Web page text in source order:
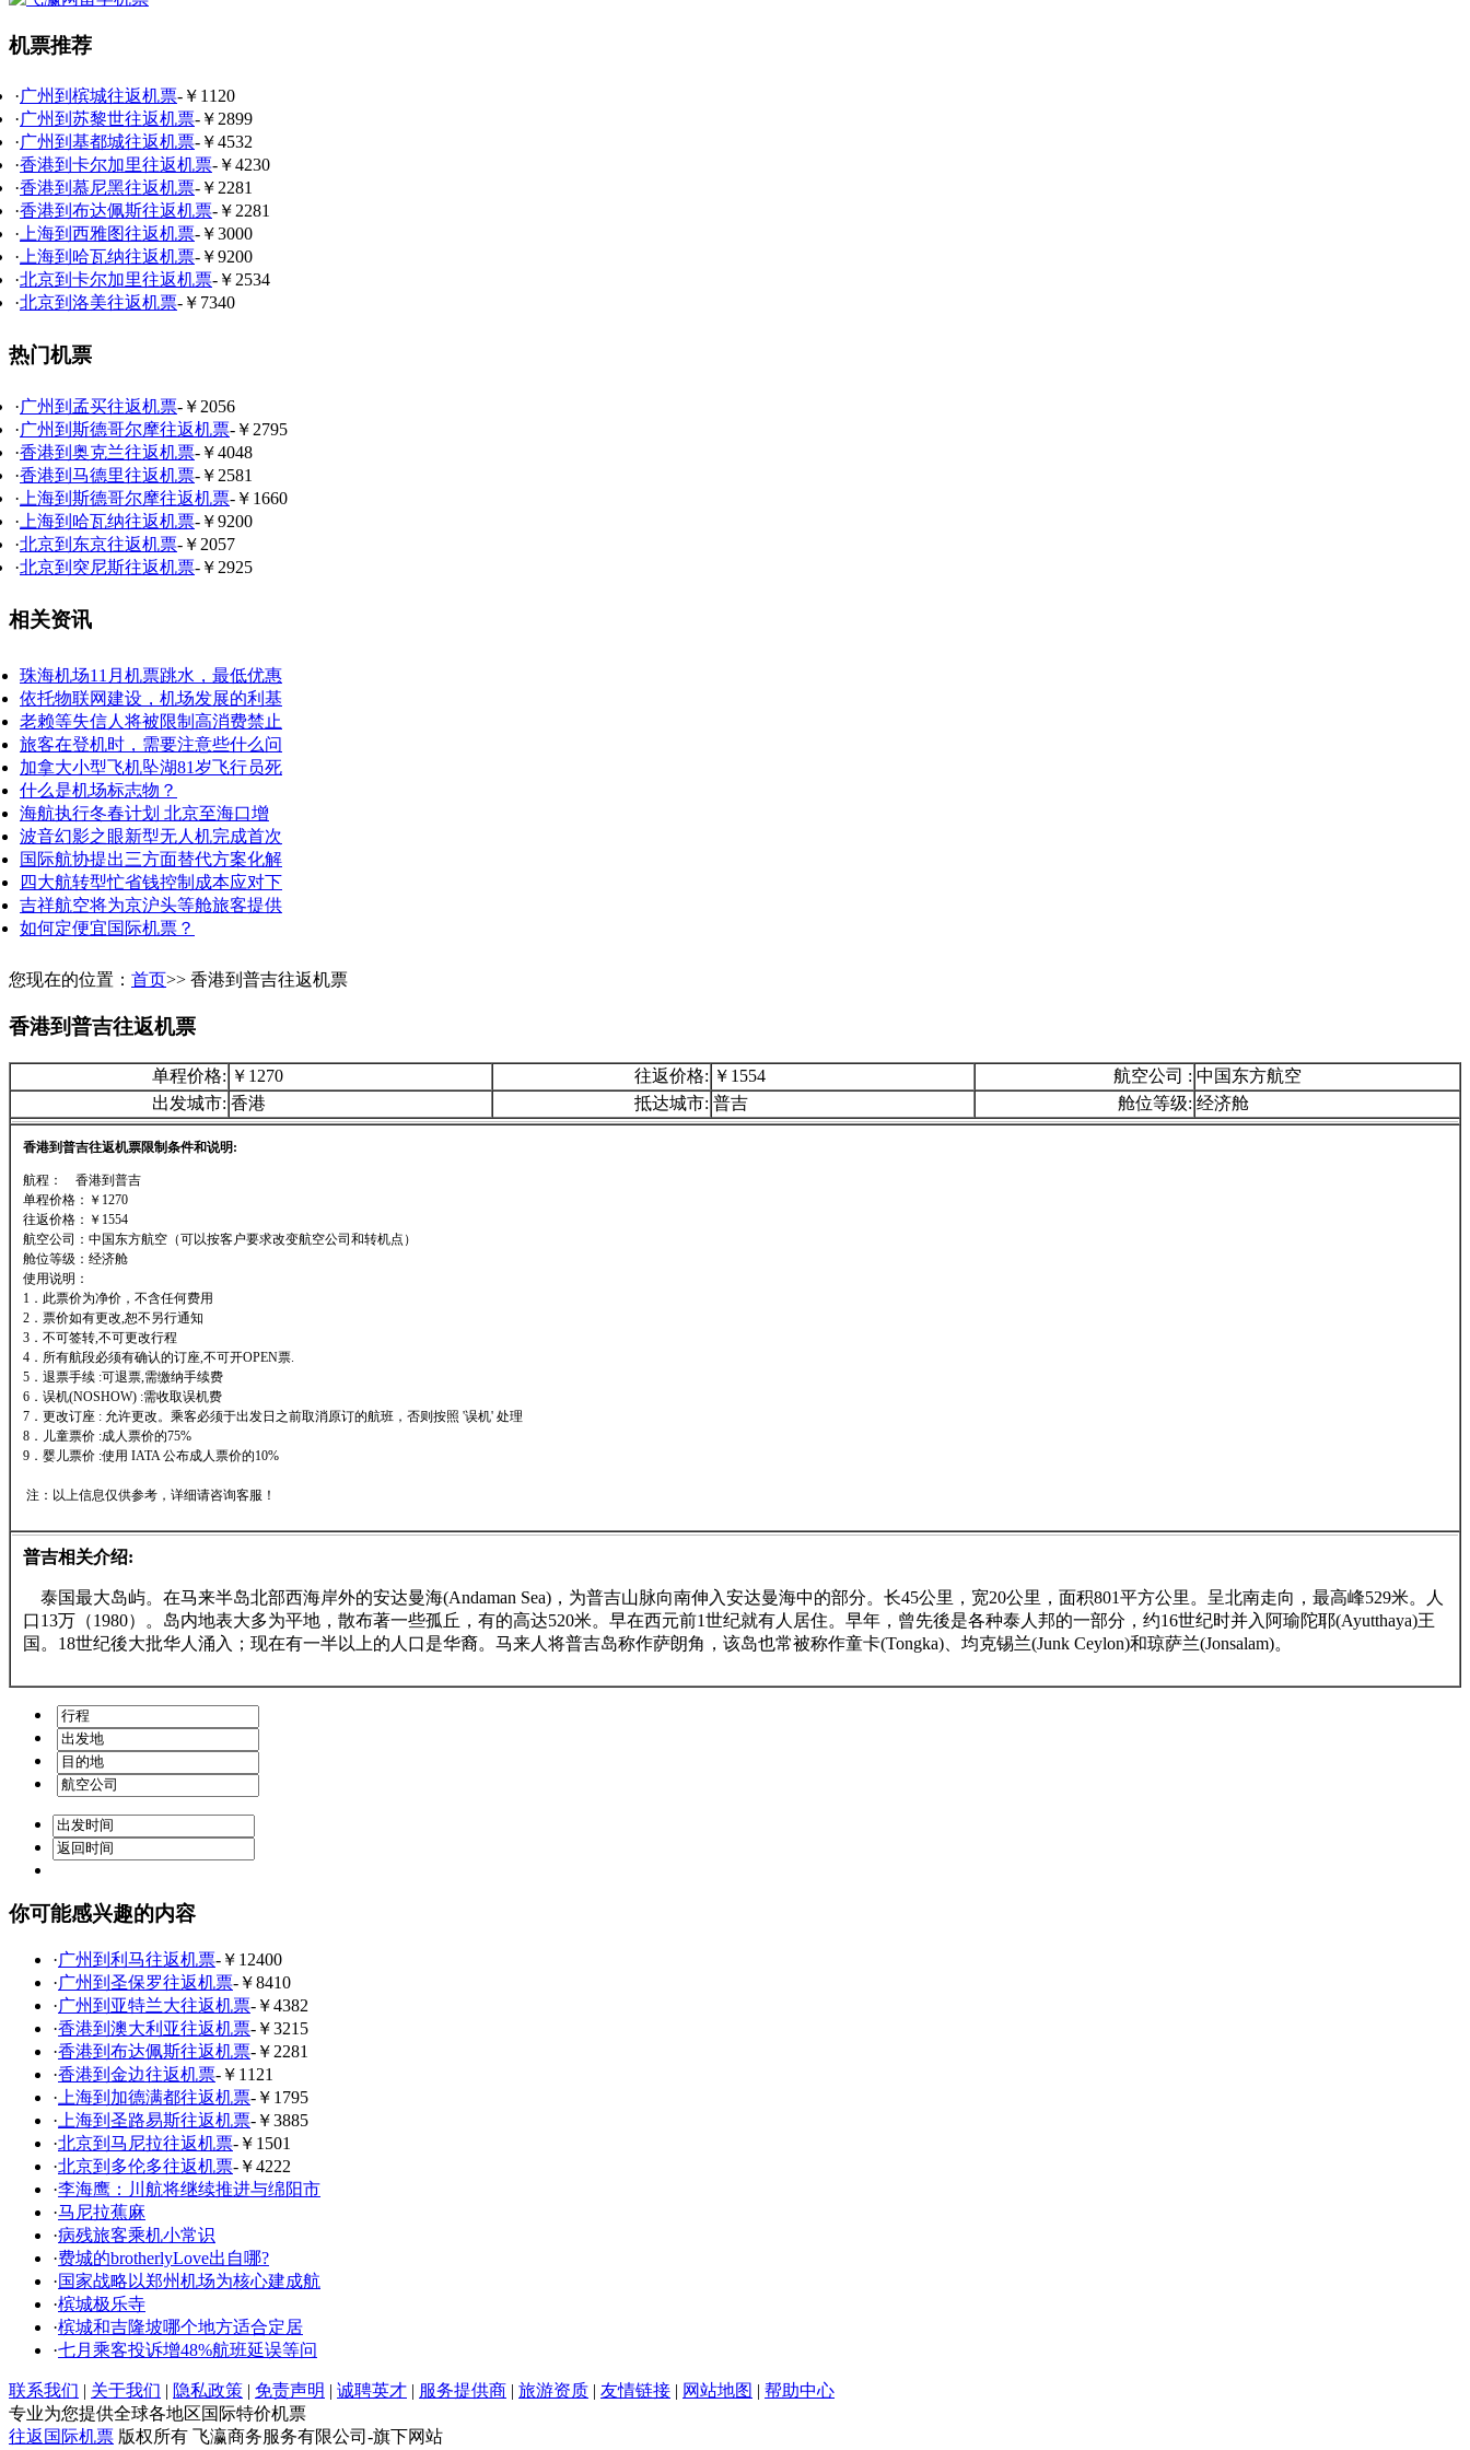
机票推荐
·广州到槟城往返机票-￥1120
·广州到苏黎世往返机票-￥2899
·广州到基都城往返机票-￥4532
·香港到卡尔加里往返机票-￥4230
·香港到慕尼黑往返机票-￥2281
·香港到布达佩斯往返机票-￥2281
·上海到西雅图往返机票-￥3000
·上海到哈瓦纳往返机票-￥9200
·北京到卡尔加里往返机票-￥2534
·北京到洛美往返机票-￥7340
热门机票
·广州到孟买往返机票-￥2056
·广州到斯德哥尔摩往返机票-￥2795
·香港到奥克兰往返机票-￥4048
·香港到马德里往返机票-￥2581
· 上海到斯德哥尔摩往返机票-￥1660
· 上海到哈瓦纳往返机票-￥9200
·北京到东京往返机票-￥2057
·北京到突尼斯往返机票-￥2925
相关资讯
珠海机场11月机票跳水，最低优惠
依托物联网建设，机场发展的利基
老赖等失信人将被限制高消费禁止
旅客在登机时，需要注意些什么问
加拿大小型飞机坠湖81岁飞行员死
什么是机场标志物？
海航执行冬春计划 北京至海口增
波音幻影之眼新型无人机完成首次
国际航协提出三方面替代方案化解
四大航转型忙省钱控制成本应对下
吉祥航空将为京沪头等舱旅客提供
如何定便宜国际机票？
您现在的位置： 首页>> 香港到普吉往返机票
香港到普吉往返机票
单程价格: ￥1270 往返价格: ￥1554 航空公司 : 中国东方航空
出发城市: 香港 抵达城市: 普吉 舱位等级: 经济舱
香港到普吉往返机票限制条件和说明:
航程： 香港到普吉
单程价格：￥1270
往返价格：￥1554
航空公司：中国东方航空（可以按客户要求改变航空公司和转机点）
舱位等级：经济舱
使用说明：
1．此票价为净价，不含任何费用
2．票价如有更改,恕不另行通知
3．不可签转,不可更改行程
4．所有航段必须有确认的订座,不可开OPEN票.
5．退票手续 :可退票,需缴纳手续费
6．误机(NOSHOW) :需收取误机费
7．更改订座 : 允许更改。乘客必须于出发日之前取消原订的航班，否则按照 '误机' 处理
8．儿童票价 :成人票价的75%
9．婴儿票价 :使用 IATA 公布成人票价的10%
注：以上信息仅供参考，详细请咨询客服！
普吉相关介绍:
泰国最大岛屿。在马来半岛北部西海岸外的安达曼海(Andaman Sea)，为普吉山脉向南伸入安达曼海中的部分。长45公里，宽20公里，面积801平方公里。呈北南走向，最高峰529米。人
口13万（1980）。岛内地表大多为平地，散布著一些孤丘，有的高达520米。早在西元前1世纪就有人居住。早年，曾先後是各种泰人邦的一部分，约16世纪时并入阿瑜陀耶(Ayutthaya)王
国。18世纪後大批华人涌入；现在有一半以上的人口是华裔。马来人将普吉岛称作萨朗角，该岛也常被称作童卡(Tongka)、均克锡兰(Junk Ceylon)和琼萨兰(Jonsalam)。
你可能感兴趣的内容
·广州到利马往返机票-￥12400
·广州到圣保罗往返机票-￥8410
·广州到亚特兰大往返机票-￥4382
·香港到澳大利亚往返机票-￥3215
·香港到布达佩斯往返机票-￥2281
·香港到金边往返机票-￥1121
· 上海到加德满都往返机票-￥1795
· 上海到圣路易斯往返机票-￥3885
·北京到马尼拉往返机票-￥1501
·北京到多伦多往返机票-￥4222
·李海鹰：川航将继续推进与绵阳市
·马尼拉蕉麻
·病残旅客乘机小常识
·费城的brotherlyLove出自哪?
·国家战略以郑州机场为核心建成航
·槟城极乐寺
·槟城和吉隆坡哪个地方适合定居
·七月乘客投诉增48%航班延误等问
联系我们 | 关于我们 | 隐私政策 | 免责声明 | 诚聘英才 | 服务提供商 | 旅游资质 | 友情链接 | 网站地图 | 帮助中心
专业为您提供全球各地区国际特价机票
往返国际机票 版权所有 飞瀛商务服务有限公司-旗下网站